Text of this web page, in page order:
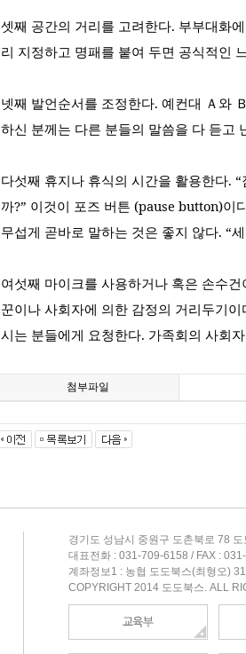
셋째 공간의 거리를 고려한다. 부부대화
리 지정하고 명패를 붙여 두면 공식적인
넷째 발언순서를 조정한다. 예컨대 Ａ와
하신 분께는 다른 분들의 말씀을 다 듣고
다섯째 휴지나 휴식의 시간을 활용한다. “
까?” 이것이 포즈 버튼 (pause button)이
무섭게 곧바로 말하는 것은 좋지 않다. “
여섯째 마이크를 사용하거나 혹은 손수
꾼이나 사회자에 의한 감정의 거리두기이
시는 분들에게 요청한다. 가족회의 사회
첨부파일
경기도 성남시 중원구 도촌북로 78 도
대표전화 : 031-709-6158 / FAX :
계좌정보1 : 농협 도도북스(최형오)
COPYRIGHT 2014 도도북스. ALL